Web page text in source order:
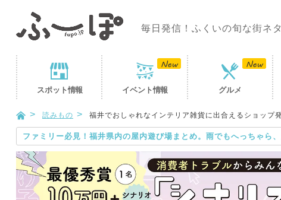
毎日発信！ふくいの旬な街ネ
スポット情報 イベント情報 グルメ
読みもの 福井でおしゃれなインテリア雑貨に出合えるショップ
ファミリー必見！福井県内の屋内遊び場まとめ。雨でもへっちゃら